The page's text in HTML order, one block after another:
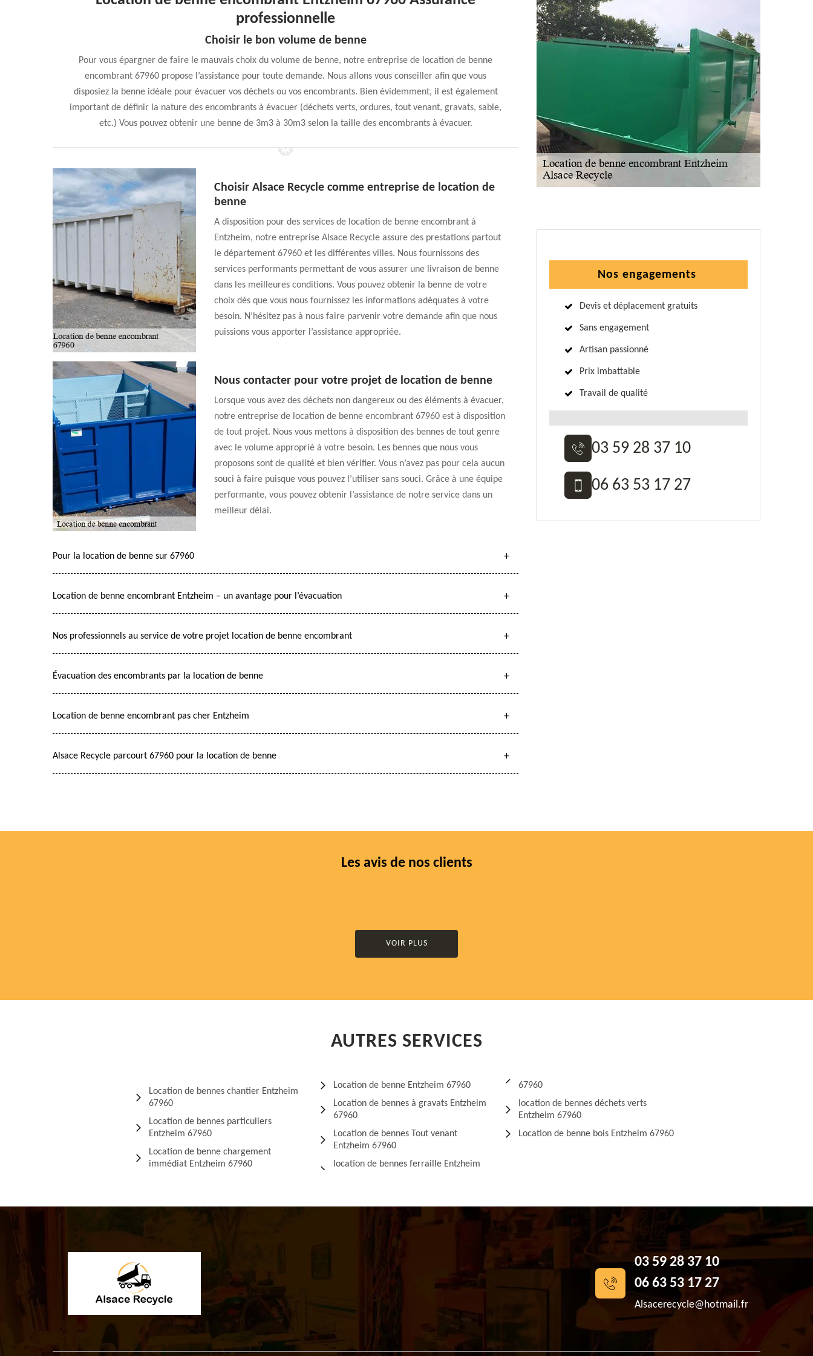
professionnelle
Choisir le bon volume de benne
Pour vous épargner de faire le mauvais choix du volume de benne, notre entreprise de location de benne
encombrant 67960 propose l’assistance pour toute demande. Nous allons vous conseiller afin que vous
disposiez la benne idéale pour évacuer vos déchets ou vos encombrants. Bien évidemment, il est également
important de définir la nature des encombrants à évacuer (déchets verts, ordures, tout venant, gravats, sable,
etc.) Vous pouvez obtenir une benne de 3m3 à 30m3 selon la taille des encombrants à évacuer.
Choisir Alsace Recycle comme entreprise de location de
benne
A disposition pour des services de location de benne encombrant à
Entzheim, notre entreprise Alsace Recycle assure des prestations partout
le département 67960 et les différentes villes. Nous fournissons des
services performants permettant de vous assurer une livraison de benne
dans les meilleures conditions. Vous pouvez obtenir la benne de votre
choix dès que vous nous fournissez les informations adéquates à votre
besoin. N’hésitez pas à nous faire parvenir votre demande afin que nous
puissions vous apporter l’assistance appropriée.
Nous contacter pour votre projet de location de benne
Lorsque vous avez des déchets non dangereux ou des éléments à évacuer,
notre entreprise de location de benne encombrant 67960 est à disposition
de tout projet. Nous vous mettons à disposition des bennes de tout genre
avec le volume approprié à votre besoin. Les bennes que nous vous
proposons sont de qualité et bien vérifier. Vous n’avez pas pour cela aucun
souci à faire puisque vous pouvez l’utiliser sans souci. Grâce à une équipe
performante, vous pouvez obtenir l’assistance de notre service dans un
meilleur délai.
Pour la location de benne sur 67960
Location de benne encombrant Entzheim – un avantage pour l’évacuation
Nos professionnels au service de votre projet location de benne encombrant
Évacuation des encombrants par la location de benne
Location de benne encombrant pas cher Entzheim
Alsace Recycle parcourt 67960 pour la location de benne
Nos engagements
Devis et déplacement gratuits
Sans engagement
Artisan passionné
Prix imbattable
Travail de qualité
03 59 28 37 10
06 63 53 17 27
Les avis de nos clients
VOIR PLUS
AUTRES SERVICES
Location de bennes chantier Entzheim
67960
Location de bennes particuliers
Entzheim 67960
Location de benne chargement
immédiat Entzheim 67960
Location de benne Entzheim 67960
Location de bennes à gravats Entzheim
67960
Location de bennes Tout venant
Entzheim 67960
location de bennes ferraille Entzheim
67960
location de bennes déchets verts
Entzheim 67960
Location de benne bois Entzheim 67960
03 59 28 37 10
06 63 53 17 27
Alsacerecycle@hotmail.fr